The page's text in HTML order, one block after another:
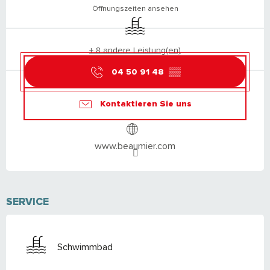
Öffnungszeiten ansehen
Schwimmbad
+ 8 andere Leistung(en)
04 50 91 48 ▒▒
Kontaktieren Sie uns
www.beaumier.com
SERVICE
Schwimmbad